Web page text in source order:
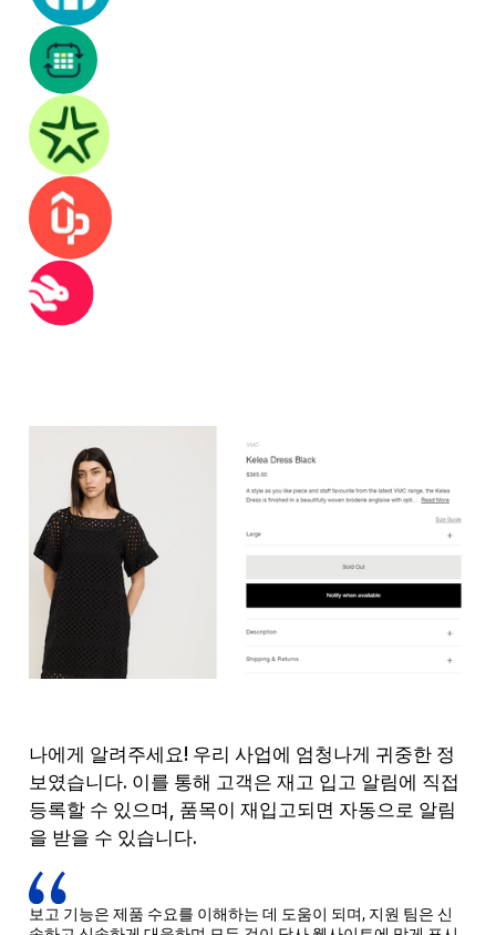
나에게 알려주세요! 우리 사업에 엄청나게 귀중한 정
보였습니다. 이를 통해 고객은 재고 입고 알림에 직접
등록할 수 있으며, 품목이 재입고되면 자동으로 알림
을 받을 수 있습니다.
보고 기능은 제품 수요를 이해하는 데 도움이 되며, 지원 팀은 신